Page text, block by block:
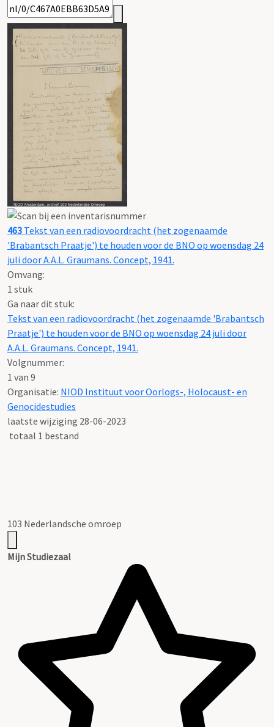
463 Tekst van een radiovoordracht (het zogenaamde
'Brabantsch Praatje') te houden voor de BNO op woensdag 24
juli door A.A.L. Graumans. Concept, 1941.
Omvang:
1 stuk
Ga naar dit stuk:
Tekst van een radiovoordracht (het zogenaamde 'Brabantsch
Praatje') te houden voor de BNO op woensdag 24 juli door
A.A.L. Graumans. Concept, 1941.
Volgnummer:
1 van 9
Organisatie: NIOD Instituut voor Oorlogs-, Holocaust- en
Genocidestudies
laatste wijziging 28-06-2023
totaal 1 bestand
103 Nederlandsche omroep
Mijn Studiezaal